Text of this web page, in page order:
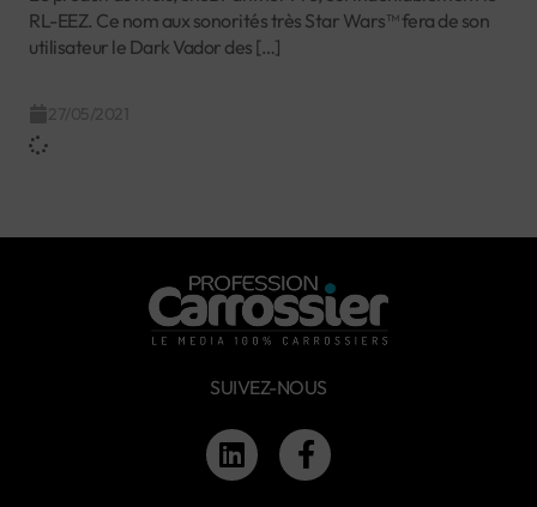
RL-EEZ. Ce nom aux sonorités très Star Wars™ fera de son
utilisateur le Dark Vador des […]
SUIVEZ-NOUS